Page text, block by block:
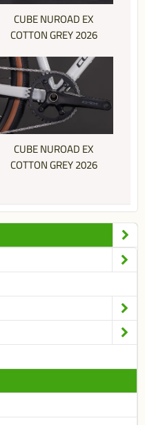
CUBE NUROAD EX
COTTON GREY 2026
CUBE NUROAD EX
COTTON GREY 2026